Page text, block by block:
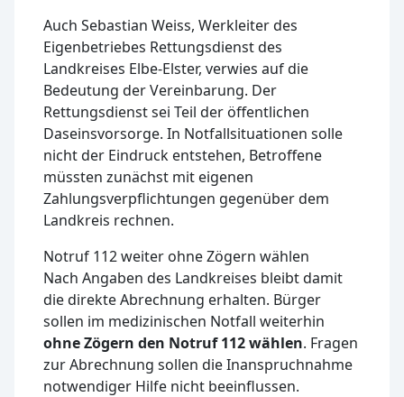
Auch Sebastian Weiss, Werkleiter des
Eigenbetriebes Rettungsdienst des
Landkreises Elbe-Elster, verwies auf die
Bedeutung der Vereinbarung. Der
Rettungsdienst sei Teil der öffentlichen
Daseinsvorsorge. In Notfallsituationen solle
nicht der Eindruck entstehen, Betroffene
müssten zunächst mit eigenen
Zahlungsverpflichtungen gegenüber dem
Landkreis rechnen.
Notruf 112 weiter ohne Zögern wählen
Nach Angaben des Landkreises bleibt damit
die direkte Abrechnung erhalten. Bürger
sollen im medizinischen Notfall weiterhin
ohne Zögern den Notruf 112 wählen. Fragen
zur Abrechnung sollen die Inanspruchnahme
notwendiger Hilfe nicht beeinflussen.